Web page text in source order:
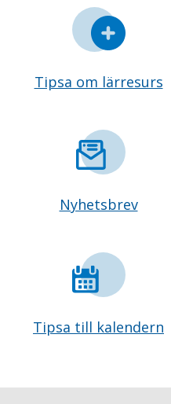
Tipsa om lärresurs
Nyhetsbrev
Tipsa till kalendern